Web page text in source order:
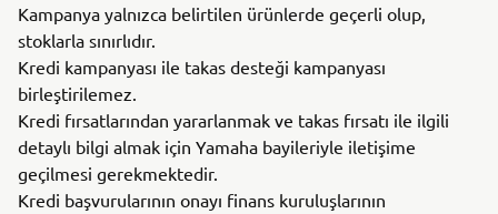
Kampanya yalnızca belirtilen ürünlerde geçerli olup,
stoklarla sınırlıdır.
Kredi kampanyası ile takas desteği kampanyası
birleştirilemez.
Kredi fırsatlarından yararlanmak ve takas fırsatı ile ilgili
detaylı bilgi almak için Yamaha bayileriyle iletişime
geçilmesi gerekmektedir.
Kredi başvurularının onayı finans kuruluşlarının